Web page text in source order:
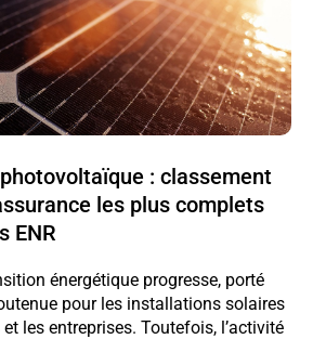
: classement
les plus complets
ENR
énergétique progresse, porté
pour les installations solaires
les entreprises. Toutefois, l’activité